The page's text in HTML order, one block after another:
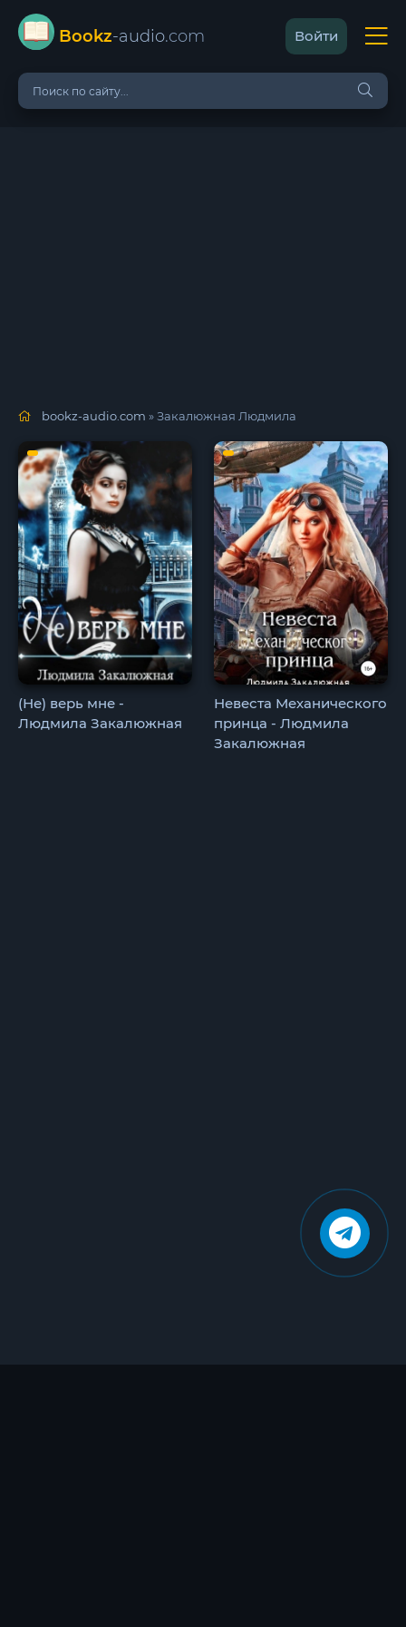
Bookz-audio.com Войти
bookz-audio.com » Закалюжная Людмила
(Не) верь мне -
Людмила Закалюжная
Невеста Механического
принца - Людмила
Закалюжная